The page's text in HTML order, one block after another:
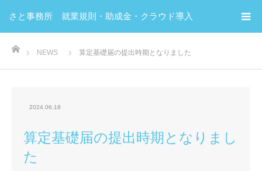
さと事務所 就業規則・助成金・クラウド導入
NEWS
算定基礎届の提出時期となりました
2024.06.18
算定基礎届の提出時期となりまし
た